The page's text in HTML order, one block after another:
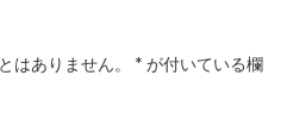
はありません。 *が付いている欄